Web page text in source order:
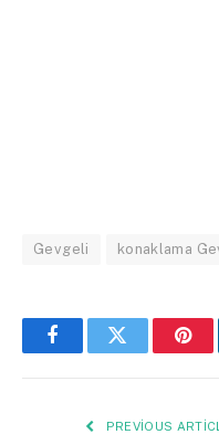
Gevgeli konaklama
FacebookTwitter
PREVIOUS